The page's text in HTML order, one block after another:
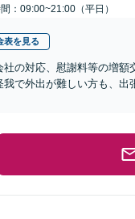
：09:00~21:00（平日）
表を見る
社の対応、慰謝料等の増
で外出が難しい方も、